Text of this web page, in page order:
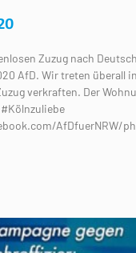
Zuzug nach
AfD. Wir treten überall
verkraften. Der
AfDfuerNRW/